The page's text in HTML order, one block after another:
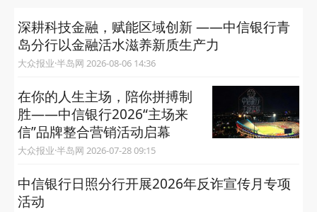
深耕科技金融，赋能区域创新 ——中信银行青
岛分行以金融活水滋养新质生产力
大众报业·半岛网 2026-08-06 14:36
在你的人生主场，陪你拼搏制
胜——中信银行2026“主场来
信”品牌整合营销活动启幕
大众报业·半岛网 2026-07-28 09:15
中信银行日照分行开展2026年反诈宣传月专项
活动